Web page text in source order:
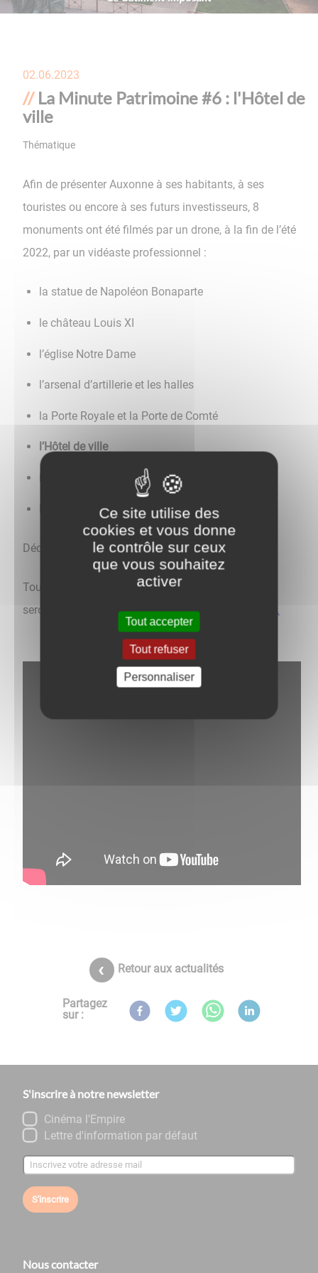
02.06.2023
La Minute Patrimoine #6 : l'Hôtel de
ville
Thématique
Afin de présenter Auxonne à ses habitants, à ses
touristes ou encore à ses futurs investisseurs, 8
monuments ont été filmés par un drone, à la fin de l’été
2022, par un vidéaste professionnel :
la statue de Napoléon Bonaparte
le château Louis XI
l’église Notre Dame
l’arsenal d’artillerie et les halles
la Porte Royale et la Porte de Comté
l’Hôtel de ville
la place d’Armes
les cadrans solaires
Découvrez la sixième vidéo de cette série.
Toutes les vidéos de la série "la Minute Patrimoine"
seront progressivement mises en ligne
sur Youtube.
Retour aux actualités
Partagez
sur :
S'inscrire à notre newsletter
Cinéma l'Empire
Lettre d'information par défaut
S'inscrire
Nous contacter
Ce site utilise des
cookies et vous donne
le contrôle sur ceux
que vous souhaitez
activer
Tout accepter
Tout refuser
Personnaliser